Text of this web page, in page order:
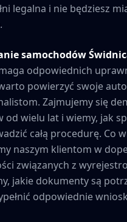
legalna i nie będziesz
samochodów
odpowiednich
powierzyć swoje auto
Zajmujemy się
od wielu lat i wiemy, jak
całą procedurę. Co
naszym klientom w
związanych z
jakie dokumenty są
odpowiednie